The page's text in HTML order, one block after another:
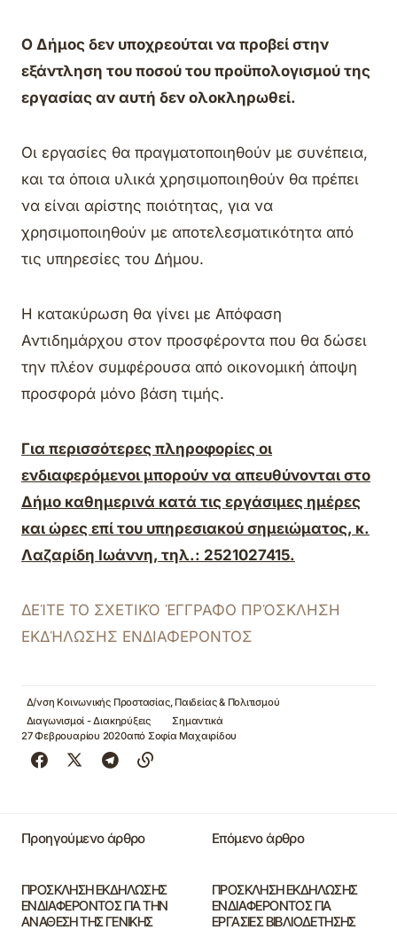
Ο Δήμος δεν υποχρεούται να προβεί στην
εξάντληση του ποσού του προϋπολογισμού της
εργασίας αν αυτή δεν ολοκληρωθεί.
Οι εργασίες θα πραγματοποιηθούν με συνέπεια,
και τα όποια υλικά χρησιμοποιηθούν θα πρέπει
να είναι αρίστης ποιότητας, για να
χρησιμοποιηθούν με αποτελεσματικότητα από
τις υπηρεσίες του Δήμου.
Η κατακύρωση θα γίνει με Απόφαση
Αντιδημάρχου στον προσφέροντα που θα δώσει
την πλέον συμφέρουσα από οικονομική άποψη
προσφορά μόνο βάση τιμής.
Για περισσότερες πληροφορίες οι
ενδιαφερόμενοι μπορούν να απευθύνονται στο
Δήμο καθημερινά κατά τις εργάσιμες ημέρες
και ώρες επί του υπηρεσιακού σημειώματος, κ.
Λαζαρίδη Ιωάννη, τηλ.: 2521027415.
ΔΕΊΤΕ ΤΟ ΣΧΕΤΙΚΌ ΈΓΓΡΑΦΟ ΠΡΌΣΚΛΗΣΗ
ΕΚΔΉΛΩΣΗΣ ΕΝΔΙΑΦΕΡΟΝΤΟΣ
Δ/νση Κοινωνικής Προστασίας, Παιδείας & Πολιτισμού
Διαγωνισμοί - Διακηρύξεις
Σημαντικά
27 Φεβρουαρίου 2020από Σοφία Μαχαιρίδου
Προηγούμενο άρθρο
ΠΡΟΣΚΛΗΣΗ ΕΚΔΗΛΩΣΗΣ
ΕΝΔΙΑΦΕΡΟΝΤΟΣ ΓΙΑ ΤΗΝ
ΑΝΑΘΕΣΗ ΤΗΣ ΓΕΝΙΚΗΣ
Επόμενο άρθρο
ΠΡΟΣΚΛΗΣΗ ΕΚΔΗΛΩΣΗΣ
ΕΝΔΙΑΦΕΡΟΝΤΟΣ ΓΙΑ
ΕΡΓΑΣΙΕΣ ΒΙΒΛΙΟΔΕΤΗΣΗΣ